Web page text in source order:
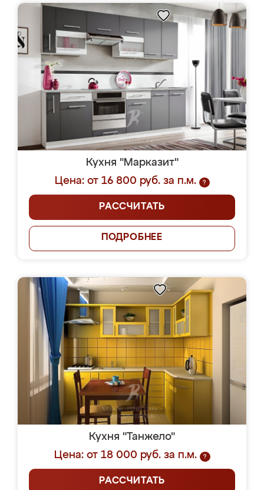
Кухня "Марказит"
Цена: от 16 800 руб. за п.м.
?
РАССЧИТАТЬ
ПОДРОБНЕЕ
Кухня "Танжело"
Цена: от 18 000 руб. за п.м.
?
РАССЧИТАТЬ